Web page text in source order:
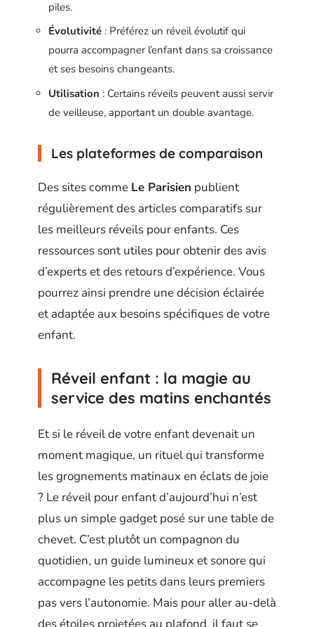
piles.
Évolutivité : Préférez un réveil évolutif qui
pourra accompagner l’enfant dans sa croissance
et ses besoins changeants.
Utilisation : Certains réveils peuvent aussi servir
de veilleuse, apportant un double avantage.
Les plateformes de comparaison
Des sites comme Le Parisien publient
régulièrement des articles comparatifs sur
les meilleurs réveils pour enfants. Ces
ressources sont utiles pour obtenir des avis
d’experts et des retours d’expérience. Vous
pourrez ainsi prendre une décision éclairée
et adaptée aux besoins spécifiques de votre
enfant.
Réveil enfant : la magie au
service des matins enchantés
Et si le réveil de votre enfant devenait un
moment magique, un rituel qui transforme
les grognements matinaux en éclats de joie
? Le réveil pour enfant d’aujourd’hui n’est
plus un simple gadget posé sur une table de
chevet. C’est plutôt un compagnon du
quotidien, un guide lumineux et sonore qui
accompagne les petits dans leurs premiers
pas vers l’autonomie. Mais pour aller au-delà
des étoiles projetées au plafond, il faut se